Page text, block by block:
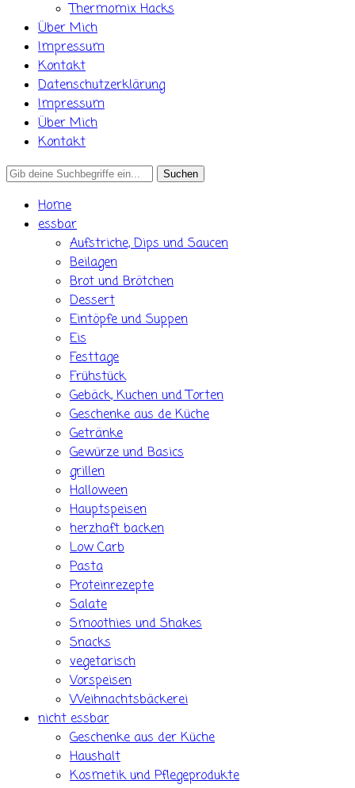
Thermomix Hacks
Über Mich
Impressum
Kontakt
Datenschutzerklärung
Impressum
Über Mich
Kontakt
Search
Home
essbar
Aufstriche, Dips und Saucen
Beilagen
Brot und Brötchen
Dessert
Eintöpfe und Suppen
Eis
Festtage
Frühstück
Gebäck, Kuchen und Torten
Geschenke aus de Küche
Getränke
Gewürze und Basics
grillen
Halloween
Hauptspeisen
herzhaft backen
Low Carb
Pasta
Proteinrezepte
Salate
Smoothies und Shakes
Snacks
vegetarisch
Vorspeisen
Weihnachtsbäckerei
nicht essbar
Geschenke aus der Küche
Haushalt
Kosmetik und Pflegeprodukte